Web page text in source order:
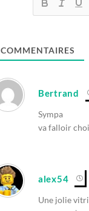
COMMENTAIRES
Bertrand
Sympa
va falloir
alex54
Une jolie